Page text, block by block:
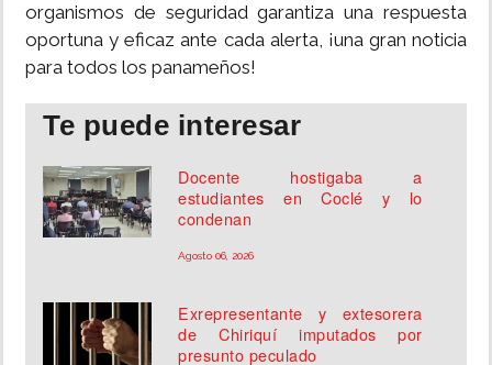
organismos de seguridad garantiza una respuesta
oportuna y eficaz ante cada alerta, ¡una gran noticia
para todos los panameños!
Te puede interesar
Docente hostigaba a
estudiantes en Coclé y lo
condenan
Agosto 06, 2026
Exrepresentante y extesorera
de Chiriquí imputados por
presunto peculado